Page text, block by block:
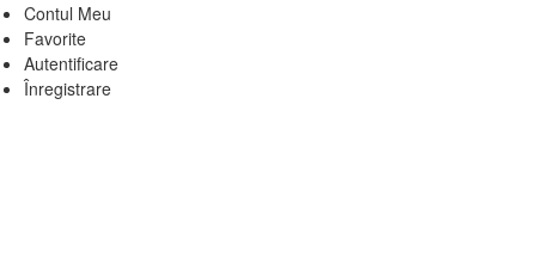
Contul Meu
Favorite
Autentificare
Înregistrare